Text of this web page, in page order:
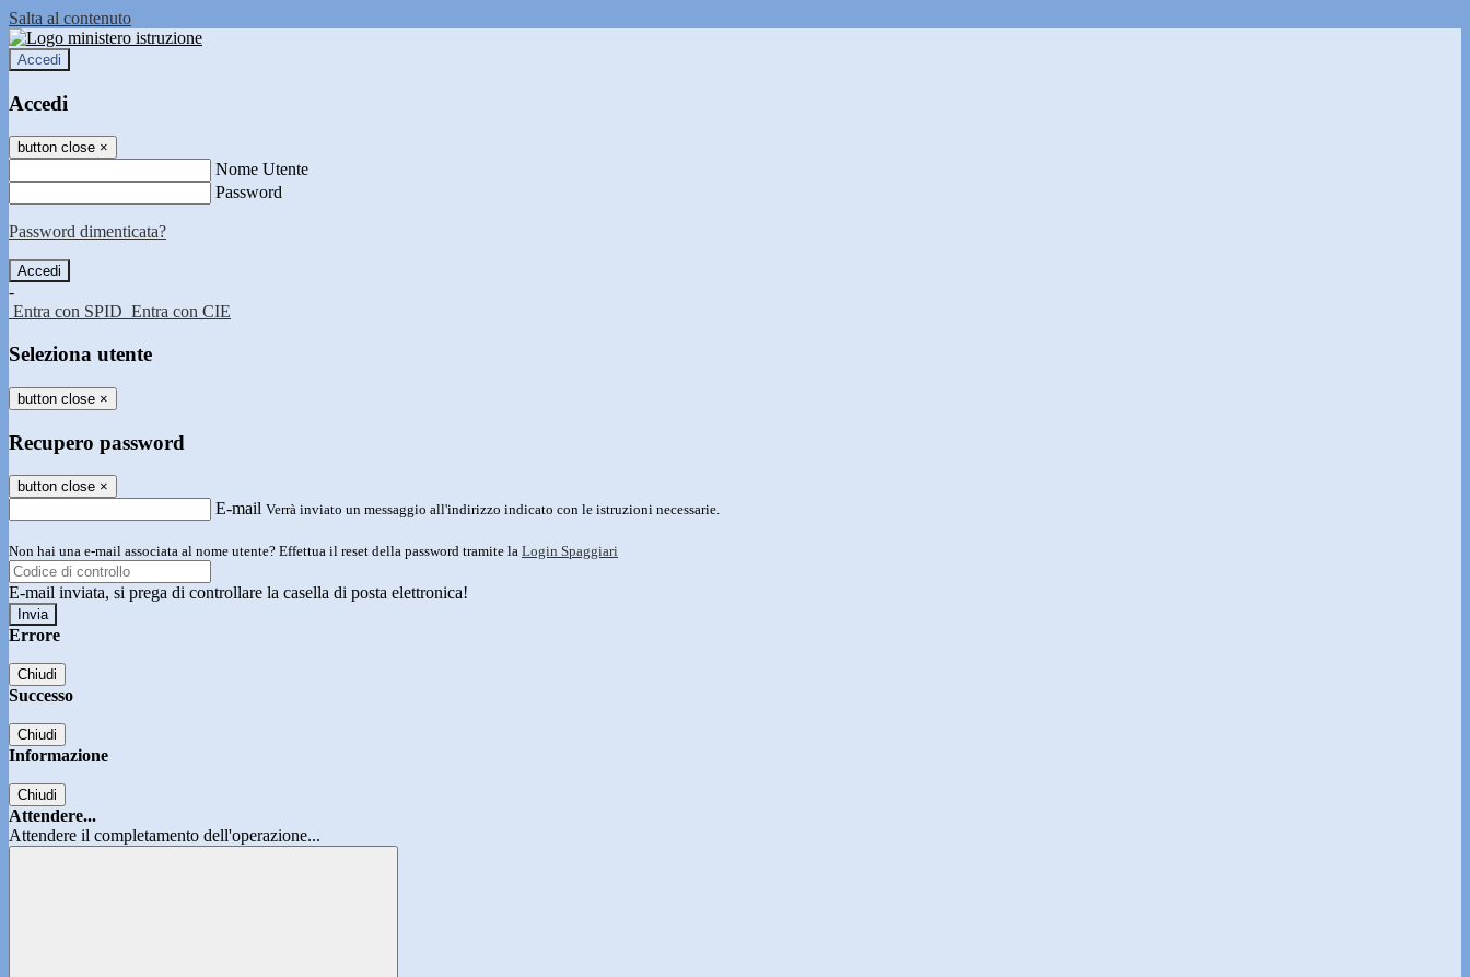
Salta al contenuto
Accedi
Accedi
button close ×
Nome Utente
Password
Password dimenticata?
-
Entra con SPID Entra con CIE
Seleziona utente
button close ×
Recupero password
button close ×
E-mail Verrà inviato un messaggio all'indirizzo indicato con le istruzioni necessarie.
Non hai una e-mail associata al nome utente? Effettua il reset della password tramite la Login Spaggiari
E-mail inviata, si prega di controllare la casella di posta elettronica!
Errore
Chiudi
Successo
Chiudi
Informazione
Chiudi
Attendere...
Attendere il completamento dell'operazione...